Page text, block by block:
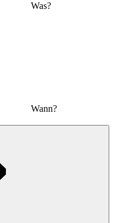
Was?
Wann?